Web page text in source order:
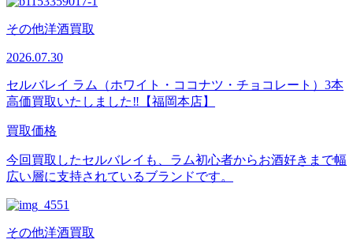
その他洋酒買取
2026.07.30
セルバレイ ラム（ホワイト・ココナツ・チョコレート）3本
高価買取いたしました‼【福岡本店】
買取価格
今回買取したセルバレイも、ラム初心者からお酒好きまで幅
広い層に支持されているブランドです。
その他洋酒買取